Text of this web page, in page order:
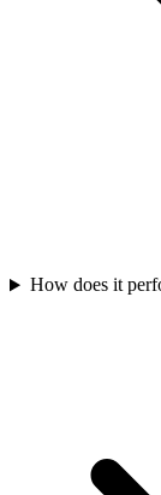
How does it